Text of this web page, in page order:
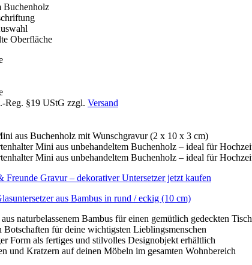
Buchenholz
Oberfläche
Reg. §19 UStG zzgl. Versand
aus Bambus in rund / eckig (10 cm)
naturbelassenem Bambus für einen gemütlich gedeckten Tisch
Botschaften für deine wichtigsten Lieblingsmenschen
Form als fertiges und stilvolles Designobjekt erhältlich
und Kratzern auf deinen Möbeln im gesamten Wohnbereich